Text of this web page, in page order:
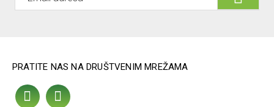
PRATITE NAS NA DRUŠTVENIM MREŽAMA